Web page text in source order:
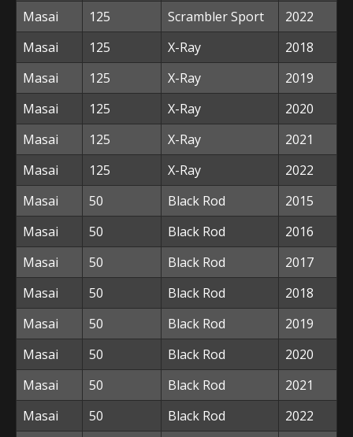
Masai
125 Scrambler Sport
2022
Masai
125 X-Ray
2018
Masai
125 X-Ray
2019
Masai
125 X-Ray
2020
Masai
125 X-Ray
2021
Masai
125 X-Ray
2022
Masai
50 Black Rod
2015
Masai
50 Black Rod
2016
Masai
50 Black Rod
2017
Masai
50 Black Rod
2018
Masai
50 Black Rod
2019
Masai
50 Black Rod
2020
Masai
50 Black Rod
2021
Masai
50 Black Rod 2022